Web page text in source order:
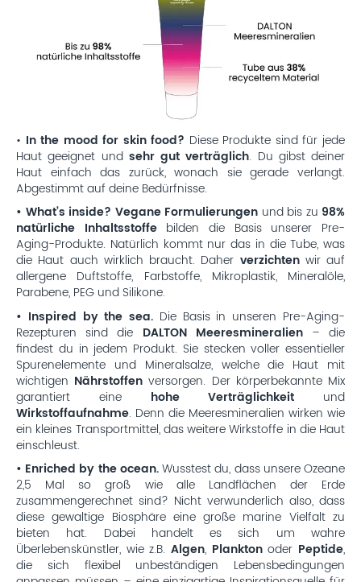
• In the mood for skin food? Diese Produkte sind für jede
Haut geeignet und sehr gut verträglich. Du gibst deiner
Haut einfach das zurück, wonach sie gerade verlangt.
Abgestimmt auf deine Bedürfnisse.
• What’s inside? Vegane Formulierungen und bis zu 98%
natürliche Inhaltsstoffebilden die Basis unserer Pre-
Aging-Produkte. Natürlich kommt nur das in die Tube, was
die Haut auch wirklich braucht. Daher verzichtenwir auf
allergene Duftstoffe, Farbstoffe, Mikroplastik, Mineralöle,
Parabene, PEG und Silikone.
• Inspired by the sea. Die Basis in unseren Pre-Aging-
Rezepturen sind die DALTON Meeresmineralien– die
findest du in jedem Produkt. Sie stecken voller essentieller
Spurenelemente und Mineralsalze, welche die Haut mit
wichtigen Nährstoffen versorgen. Der körperbekannte Mix
garantiert eine hohe Verträglichkeit und
Wirkstoffaufnahme. Denn die Meeresmineralien wirken wie
ein kleines Transportmittel, das weitere Wirkstoffe in die Haut
einschleust.
• Enriched by the ocean.Wusstest du, dass unsere Ozeane
2,5 Mal so groß wie alle Landflächen der Erde
zusammengerechnet sind? Nicht verwunderlich also, dass
diese gewaltige Biosphäre eine große marine Vielfalt zu
bieten hat. Dabei handelt es sich um wahre
Überlebenskünstler, wie z.B. Algen, Planktonoder Peptide,
die sich flexibel unbeständigen Lebensbedingungen